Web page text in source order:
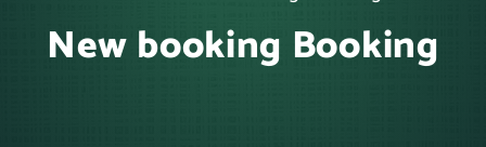
New booking Booking